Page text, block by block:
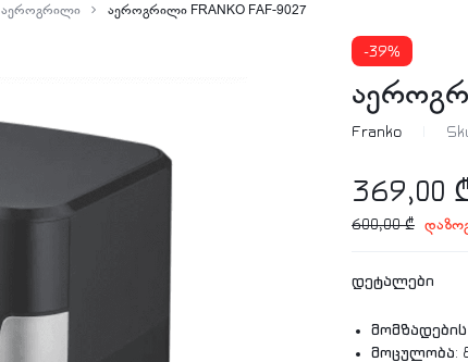
აეროგრილი აეროგრილი FRANKO FAF-9027
-39%
Franko
369,00
600,00₾
დეტალები
მომზადების
მოცულობა: